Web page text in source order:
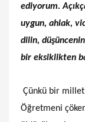
ediyorum.
uygun, ahlak,
dilin,
bir eksiklikten
Çünkü bir
Öğretmeni